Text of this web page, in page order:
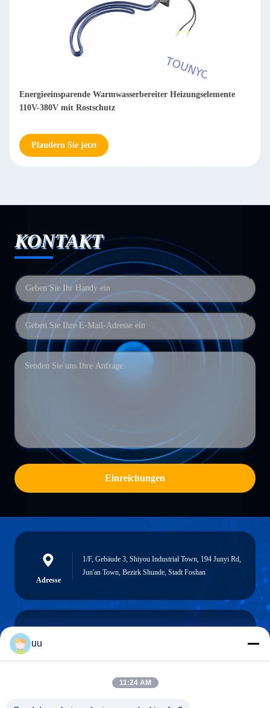
Energieeinsparende Warmwasserbereiter Heizungselemente
110V-380V mit Rostschutz
Plaudern Sie jetzt
KONTAKT
Einreichungen
Adresse
1/F, Gebäude 3, Shiyou Industrial Town, 194 Junyi Rd,
Jun'an Town, Bezirk Shunde, Stadt Foshan
E-Mail-Adresse
uu
11:24 AM